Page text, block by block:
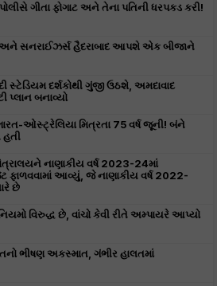
ગીતા ફોગાટ અને તેના પતિની ધરપકડ કરી!
અને સનરાઈઝર્સ હૈદરાબાદ આપશે એક બીજાને
સ્ટેડિયમ દર્શકોથી ગુંજી ઉઠશે, અમદાવાદ
પ્લાન બનાવ્યો
ઓસ્ટ્રેલિયા મિત્રતા 75 વર્ષ જૂની! બંને
હતી
નાણાકીય વર્ષ 2023-24માં
ફાળવવામાં આવ્યું, જે નાણાકીય વર્ષ 2022-
છે
નિયમો વિરુદ્ધ છે, વાંચો કેવી રીતે અમ્પાયરે આપ્યો
ભીષણ અકસ્માત, ગંભીર હાલતમાં